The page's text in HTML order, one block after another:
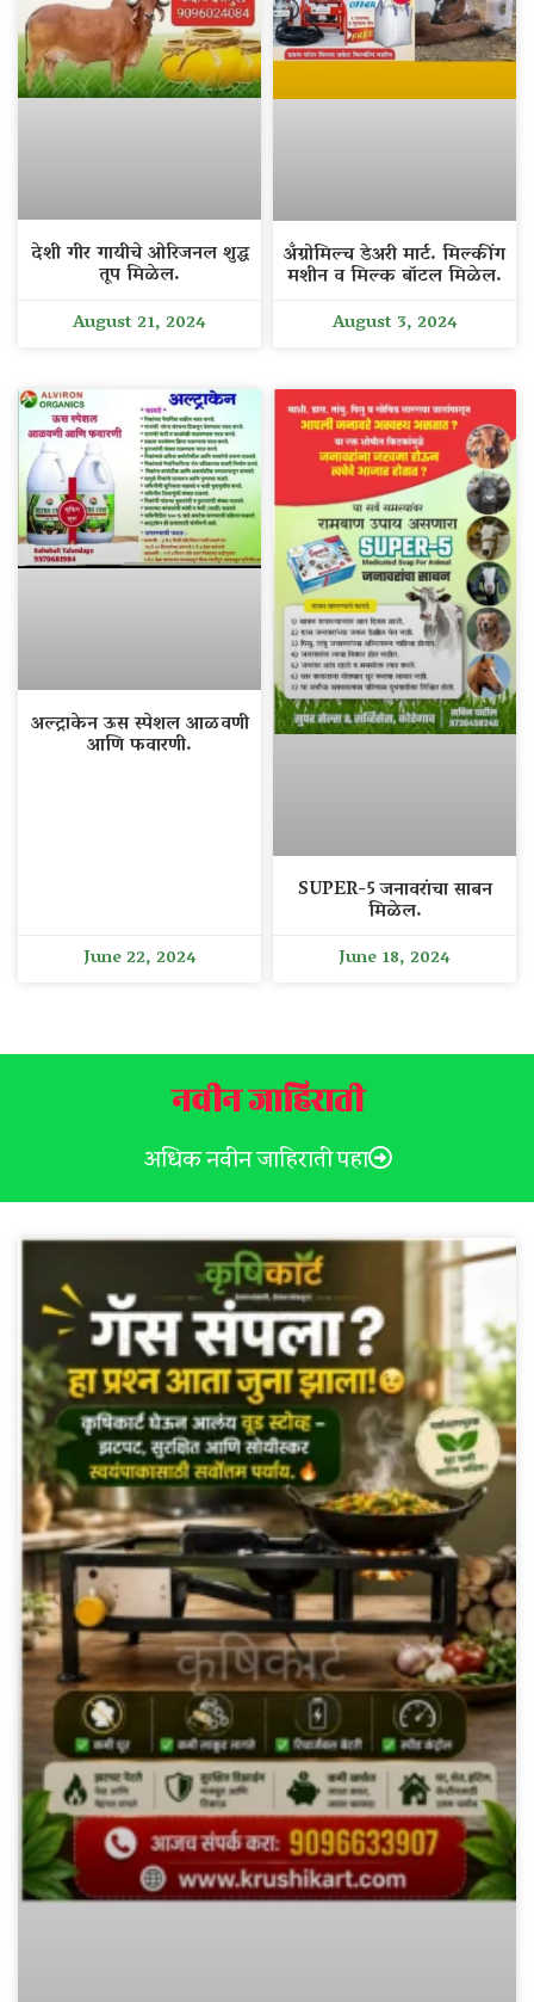
देशी गीर गायीचे ओरिजनल शुद्ध
तूप मिळेल.
August 21, 2024
अँग्रोमिल्च डेअरी मार्ट. मिल्कींग
मशीन व मिल्क बॉटल मिळेल.
August 3, 2024
अल्ट्राकेन ऊस स्पेशल आळवणी
आणि फवारणी.
June 22, 2024
SUPER-5 जनावरांचा साबन
मिळेल.
June 18, 2024
नवीन जाहिराती
अधिक नवीन जाहिराती पहा